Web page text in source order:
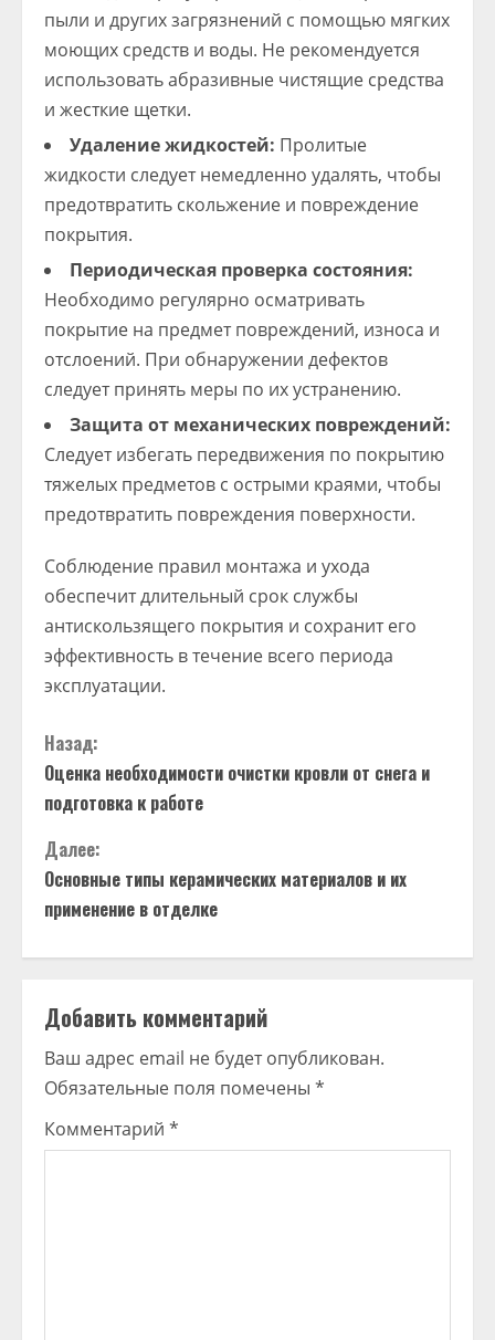
пыли и других загрязнений с помощью мягких
моющих средств и воды. Не рекомендуется
использовать абразивные чистящие средства
и жесткие щетки.
Удаление жидкостей: Пролитые
жидкости следует немедленно удалять, чтобы
предотвратить скольжение и повреждение
покрытия.
Периодическая проверка состояния:
Необходимо регулярно осматривать
покрытие на предмет повреждений, износа и
отслоений. При обнаружении дефектов
следует принять меры по их устранению.
Защита от механических повреждений:
Следует избегать передвижения по покрытию
тяжелых предметов с острыми краями, чтобы
предотвратить повреждения поверхности.
Соблюдение правил монтажа и ухода
обеспечит длительный срок службы
антискользящего покрытия и сохранит его
эффективность в течение всего периода
эксплуатации.
Назад:
Оценка необходимости очистки кровли от снега и
подготовка к работе
Далее:
Основные типы керамических материалов и их
применение в отделке
Добавить комментарий
Ваш адрес email не будет опубликован.
Обязательные поля помечены *
Комментарий *